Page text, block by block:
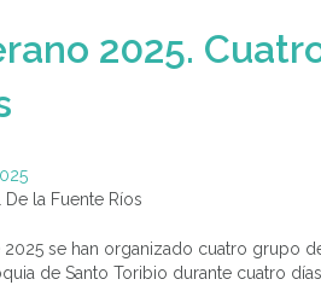
2025.
la Fuente Ríos
2025 se han organizado cuatro grupo
de Santo Toribio durante cuatro